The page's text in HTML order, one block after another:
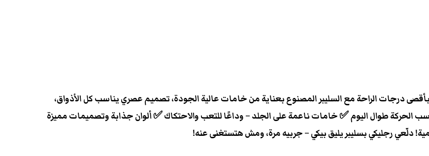
درجات الراحة مع السليبر المصنوع بعناية من خامات عالية الجودة، تصميم عصري يناسب كل الأذواق،
الحركة طوال اليوم ✅ خامات ناعمة على الجلد – وداعًا للتعب والاحتكاك ✅ ألوان جذابة وتصميمات مميزة
دلّعي رجليكي بسليبر يليق بيكي – جربيه مرة، ومش هتستغنى عنه!